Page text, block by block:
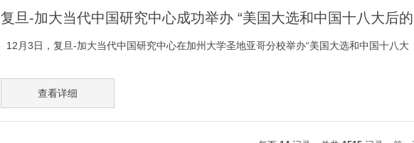
复旦-加大当代中国研究中心成功举办 “美国大选和中国十八大后
12月3日，复旦-加大当代中国研究中心在加州大学圣地亚哥分校举办“美国大选和中国十八大
查看详细